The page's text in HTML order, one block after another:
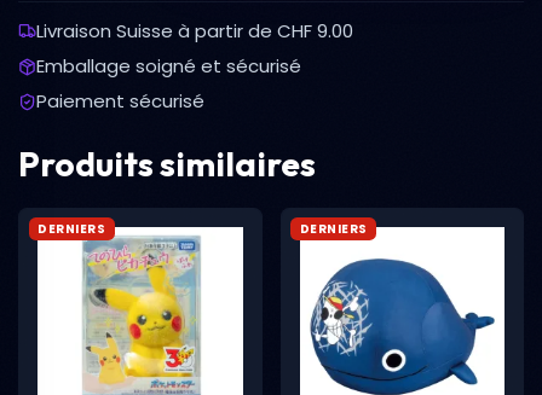
Livraison Suisse à partir de CHF 9.00
Emballage soigné et sécurisé
Paiement sécurisé
Produits similaires
DERNIERS DERNIERS